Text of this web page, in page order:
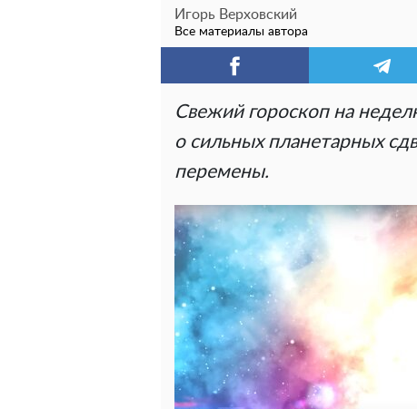
Игорь Верховский
Все материалы автора
Свежий гороскоп на
о сильных планетарных
перемены.